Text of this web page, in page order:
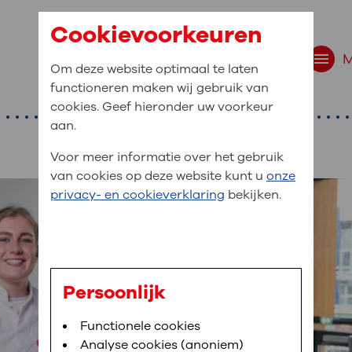
website navigatie
bent u naar op
Bloedafname,MijnOLVG,Digitalisering
medische gegevens
In MijnOLVG kunt u uw medische
het u uitkomt. OLVG breidt MijnOLVG
Cookievoorkeuren
Om deze website optimaal te laten
functioneren maken wij gebruik van
cookies. Geef hieronder uw voorkeur
aan.
Voor meer informatie over het gebruik
van cookies op deze website kunt u onze
privacy- en cookieverklaring bekijken.
Persoonlijk
Functionele cookies
Analyse cookies (anoniem)